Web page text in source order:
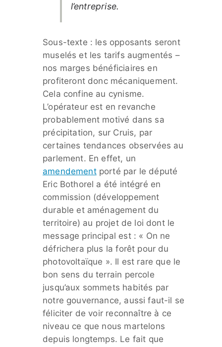
l’entreprise.
Sous-texte : les opposants seront
muselés et les tarifs augmentés –
nos marges bénéficiaires en
profiteront donc mécaniquement.
Cela confine au cynisme.
L’opérateur est en revanche
probablement motivé dans sa
précipitation, sur Cruis, par
certaines tendances observées au
parlement. En effet, un
amendementporté par le député
Eric Bothorel a été intégré en
commission (développement
durable et aménagement du
territoire) au projet de loi dont le
message principal est : « On ne
défrichera plus la forêt pour du
photovoltaïque ». Il est rare que le
bon sens du terrain percole
jusqu’aux sommets habités par
notre gouvernance, aussi faut-il se
féliciter de voir reconnaître à ce
niveau ce que nous martelons
depuis longtemps. Le fait que